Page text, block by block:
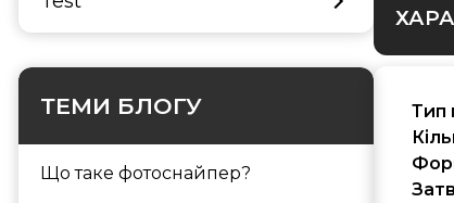
ТЕМИ БЛОГУ
Що таке фотоснайпер?
Тип